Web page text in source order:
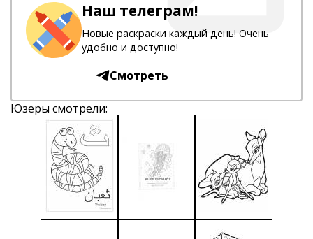
Наш телеграм!
Новые раскраски каждый день! Очень
удобно и доступно!
Смотреть
Юзеры смотрели: